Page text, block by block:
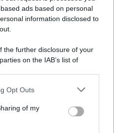
ads based on personal
information disclosed to
the further disclosure of your
on the IAB’s list of
by us to third parties
uses one or more Google
Opt Outs
of my